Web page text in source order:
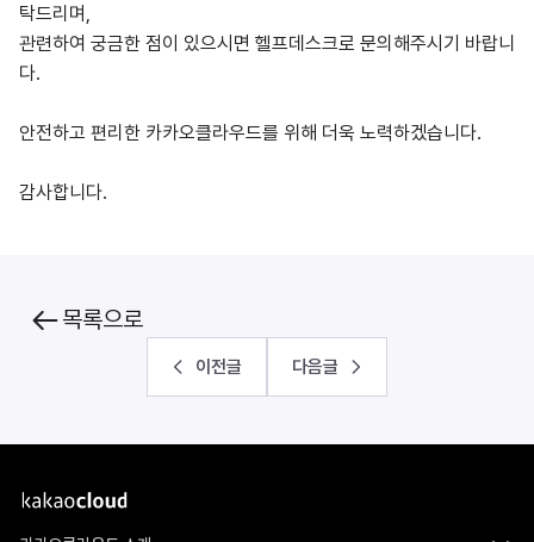
탁드리며,
관련하여 궁금한 점이 있으시면 헬프데스크로 문의해주시기 바랍니
다.
안전하고 편리한 카카오클라우드를 위해 더욱 노력하겠습니다.
감사합니다.
목록으로
이전글 다음글